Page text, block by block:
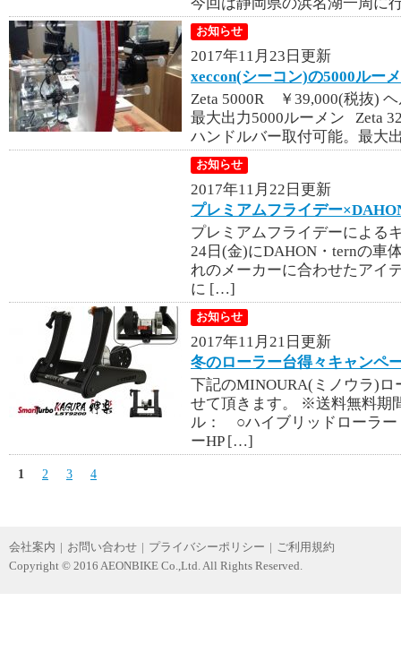
お知らせ
2017年11月23日更新
xeccon(シーコン)の5000ルー
Zeta 5000R ￥39,000(税抜)
最大出力5000ルーメン Zeta
ハンドルバー取付可能。最大
お知らせ
2017年11月22日更新
プレミアムフライデー
プレミアムフライデーによる
24日(金)にDAHON・ternの車
れのメーカーに合わせたアイ
に […]
お知らせ
2017年11月21日更新
冬のローラー台得々キャンペ
下記のMINOURA(ミノウラ)
せて頂きます。 ※送料無料期
ル： ○ハイブリッドローラー
ーHP […]
1 2 3 4
会社案内 | お問い合わせ | プライバシーポリシー | ご利用規約
Copyright © 2016 AEONBIKE Co.,Ltd. All Rights Reserved.